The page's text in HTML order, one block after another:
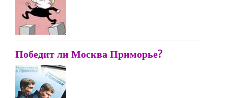
Победит ли Москва Приморье?